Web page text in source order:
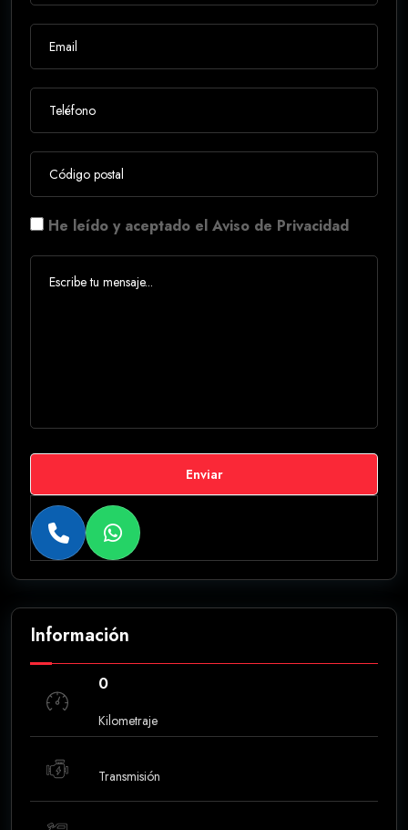
He leído y aceptado el Aviso de Privacidad
Enviar
Información
0
Kilometraje
Transmisión